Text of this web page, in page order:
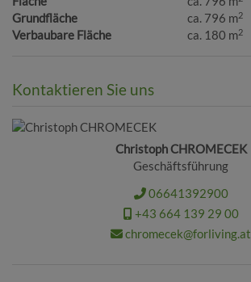
Grundfläche ca. 796 m2
Verbaubare Fläche ca. 180 m2
Kontaktieren Sie uns
Christoph CHROMECEK
Geschäftsführung
06641392900
+43 664 139 29 00
chromecek@forliving.at